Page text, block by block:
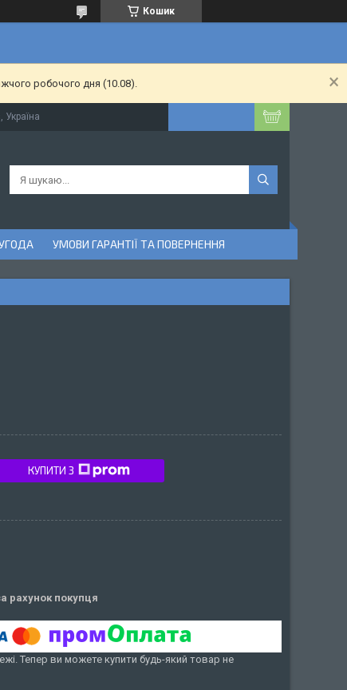
Кошик
робочого дня (10.08).
Україна
УМОВИ ГАРАНТІЇ ТА ПОВЕРНЕННЯ
КУПИТИ З
рахунок покупця
Тепер ви можете купити будь-який товар не